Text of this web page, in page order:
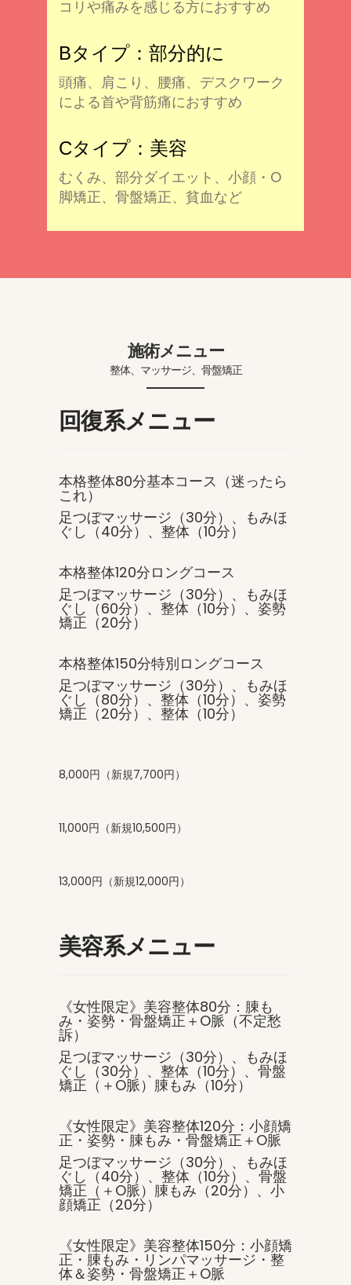
コリや痛みを感じる方におすすめ
Bタイプ：部分的に
頭痛、肩こり、腰痛、デスクワーク
による首や背筋痛におすすめ
Cタイプ：美容
むくみ、部分ダイエット、小顔・O
脚矯正、骨盤矯正、貧血など
施術メニュー
整体、マッサージ、骨盤矯正
回復系メニュー
本格整体80分基本コース（迷ったら
これ）
足つぼマッサージ（30分）、もみほ
ぐし（40分）、整体（10分）
本格整体120分ロングコース
足つぼマッサージ（30分）、もみほ
ぐし（60分）、整体（10分）、姿勢
矯正（20分）
本格整体150分特別ロングコース
足つぼマッサージ（30分）、もみほ
ぐし（80分）、整体（10分）、姿勢
矯正（20分）、整体（10分）
8,000円（新規7,700円）
11,000円（新規10,500円）
13,000円（新規12,000円）
美容系メニュー
《女性限定》美容整体80分：腖も
み・姿勢・骨盤矯正＋O脈（不定愁
訴）
足つぼマッサージ（30分）、もみほ
ぐし（30分）、整体（10分）、骨盤
矯正（＋O脈）腖もみ（10分）
《女性限定》美容整体120分：小顔矯
正・姿勢・腖もみ・骨盤矯正＋O脈
足つぼマッサージ（30分）、もみほ
ぐし（40分）、整体（10分）、骨盤
矯正（＋O脈）腖もみ（20分）、小
顔矯正（20分）
《女性限定》美容整体150分：小顔矯
正・腖もみ・リンパマッサージ・整
体＆姿勢・骨盤矯正＋O脈